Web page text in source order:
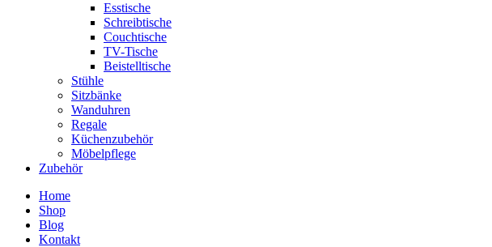
Esstische
Schreibtische
Couchtische
TV-Tische
Beistelltische
Stühle
Sitzbänke
Wanduhren
Regale
Küchenzubehör
Möbelpflege
Zubehör
Home
Shop
Blog
Kontakt